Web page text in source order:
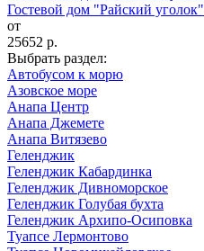
Гостевой дом "Райский уголок"
от
25652 р.
Выбрать раздел:
Автобусом к морю
Азовское море
Анапа Центр
Анапа Джемете
Анапа Витязево
Геленджик
Геленджик Кабардинка
Геленджик Дивноморское
Геленджик Голубая бухта
Геленджик Архипо-Осиповка
Туапсе Лермонтово